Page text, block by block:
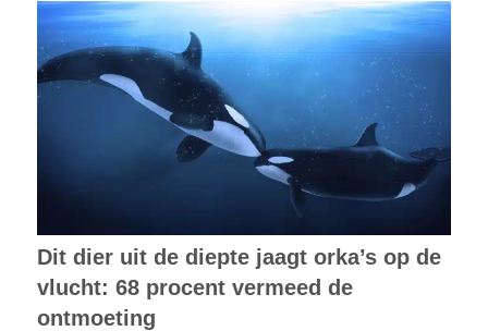
Dit dier uit de diepte jaagt orka’s op de
vlucht: 68 procent vermeed de
ontmoeting